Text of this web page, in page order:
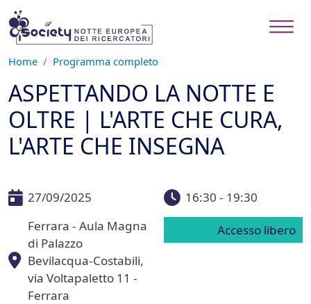
Salta al contenuto principale
Home Programma completo
ASPETTANDO LA NOTTE E
OLTRE | L'ARTE CHE CURA,
L'ARTE CHE INSEGNA
27/09/2025
16:30 - 19:30
Ferrara - Aula Magna
di Palazzo
Bevilacqua-Costabili,
via Voltapaletto 11 -
Ferrara
Accesso libero